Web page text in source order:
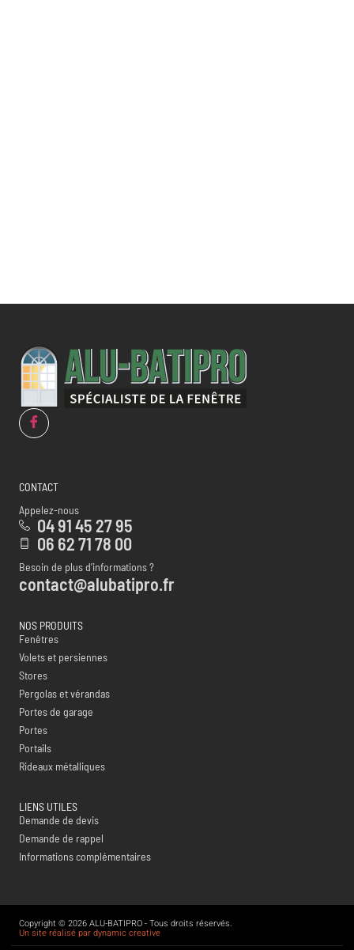
CONTACT
Appelez-nous
04 91 45 27 95
06 62 71 78 00
Besoin de plus d’informations ?
contact@alubatipro.fr
NOS PRODUITS
Fenêtres
Volets et persiennes
Stores
Pergolas et vérandas
Portes de garage
Portes
Portails
Rideaux métalliques
LIENS UTILES
Demande de devis
Demande de rappel
Informations complémentaires
Copyright © 2026 ALU-BATIPRO - Tous droits réservés.
Un site réalisé par dynamic creative